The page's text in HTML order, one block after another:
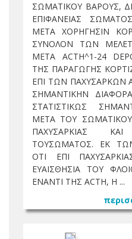
ΣΩΜΑΤΙΚΟΥ ΒΑΡΟΥΣ,
ΕΠΙΦΑΝΕΙΑΣ
ΜΕΤΑ ΧΟΡΗΓΗΣΙΝ
ΣΥΝΟΛΟΝ ΤΩΝ
ΜΕΤΑ ACTH^1-24
ΤΗΣ ΠΑΡΑΓΩΓΗΣ
ΕΠΙ ΤΩΝ ΠΑΧΥΣΑΡΚΩΝ
ΣΗΜΑΝΤΙΚΗΝ
ΣΤΑΤΙΣΤΙΚΩΣ
ΜΕΤΑ ΤΟΥ
ΠΑΧΥΣΑΡΚΙΑΣ
ΤΟΥΣΩΜΑΤΟΣ. ΕΚ
ΟΤΙ ΕΠΙ
ΕΥΑΙΣΘΗΣΙΑ ΤΟΥ
ΕΝΑΝΤΙ ΤΗΣ ACTH, Η ...